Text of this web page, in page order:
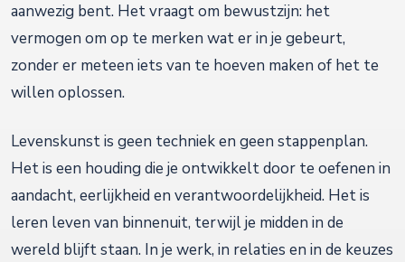
aanwezig bent. Het vraagt om bewustzijn: het
vermogen om op te merken wat er in je gebeurt,
zonder er meteen iets van te hoeven maken of het te
willen oplossen.
Levenskunst is geen techniek en geen stappenplan.
Het is een houding die je ontwikkelt door te oefenen in
aandacht, eerlijkheid en verantwoordelijkheid. Het is
leren leven van binnenuit, terwijl je midden in de
wereld blijft staan. In je werk, in relaties en in de keuzes